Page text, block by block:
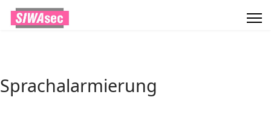
Sprachalarmierung